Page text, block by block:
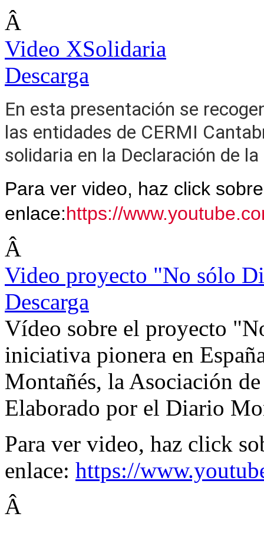
Â
Video XSolidaria
Descarga
En esta presentación se
las entidades de CERMI
solidaria en la Declaración de la
Para ver video, haz click
enlace:https://
Â
Video proyecto "No sólo
Descarga
Vídeo sobre el proyecto
iniciativa pionera en
Montañés, la Asociación
Elaborado por el Diario
Para ver video, haz click
enlace: https://
Â